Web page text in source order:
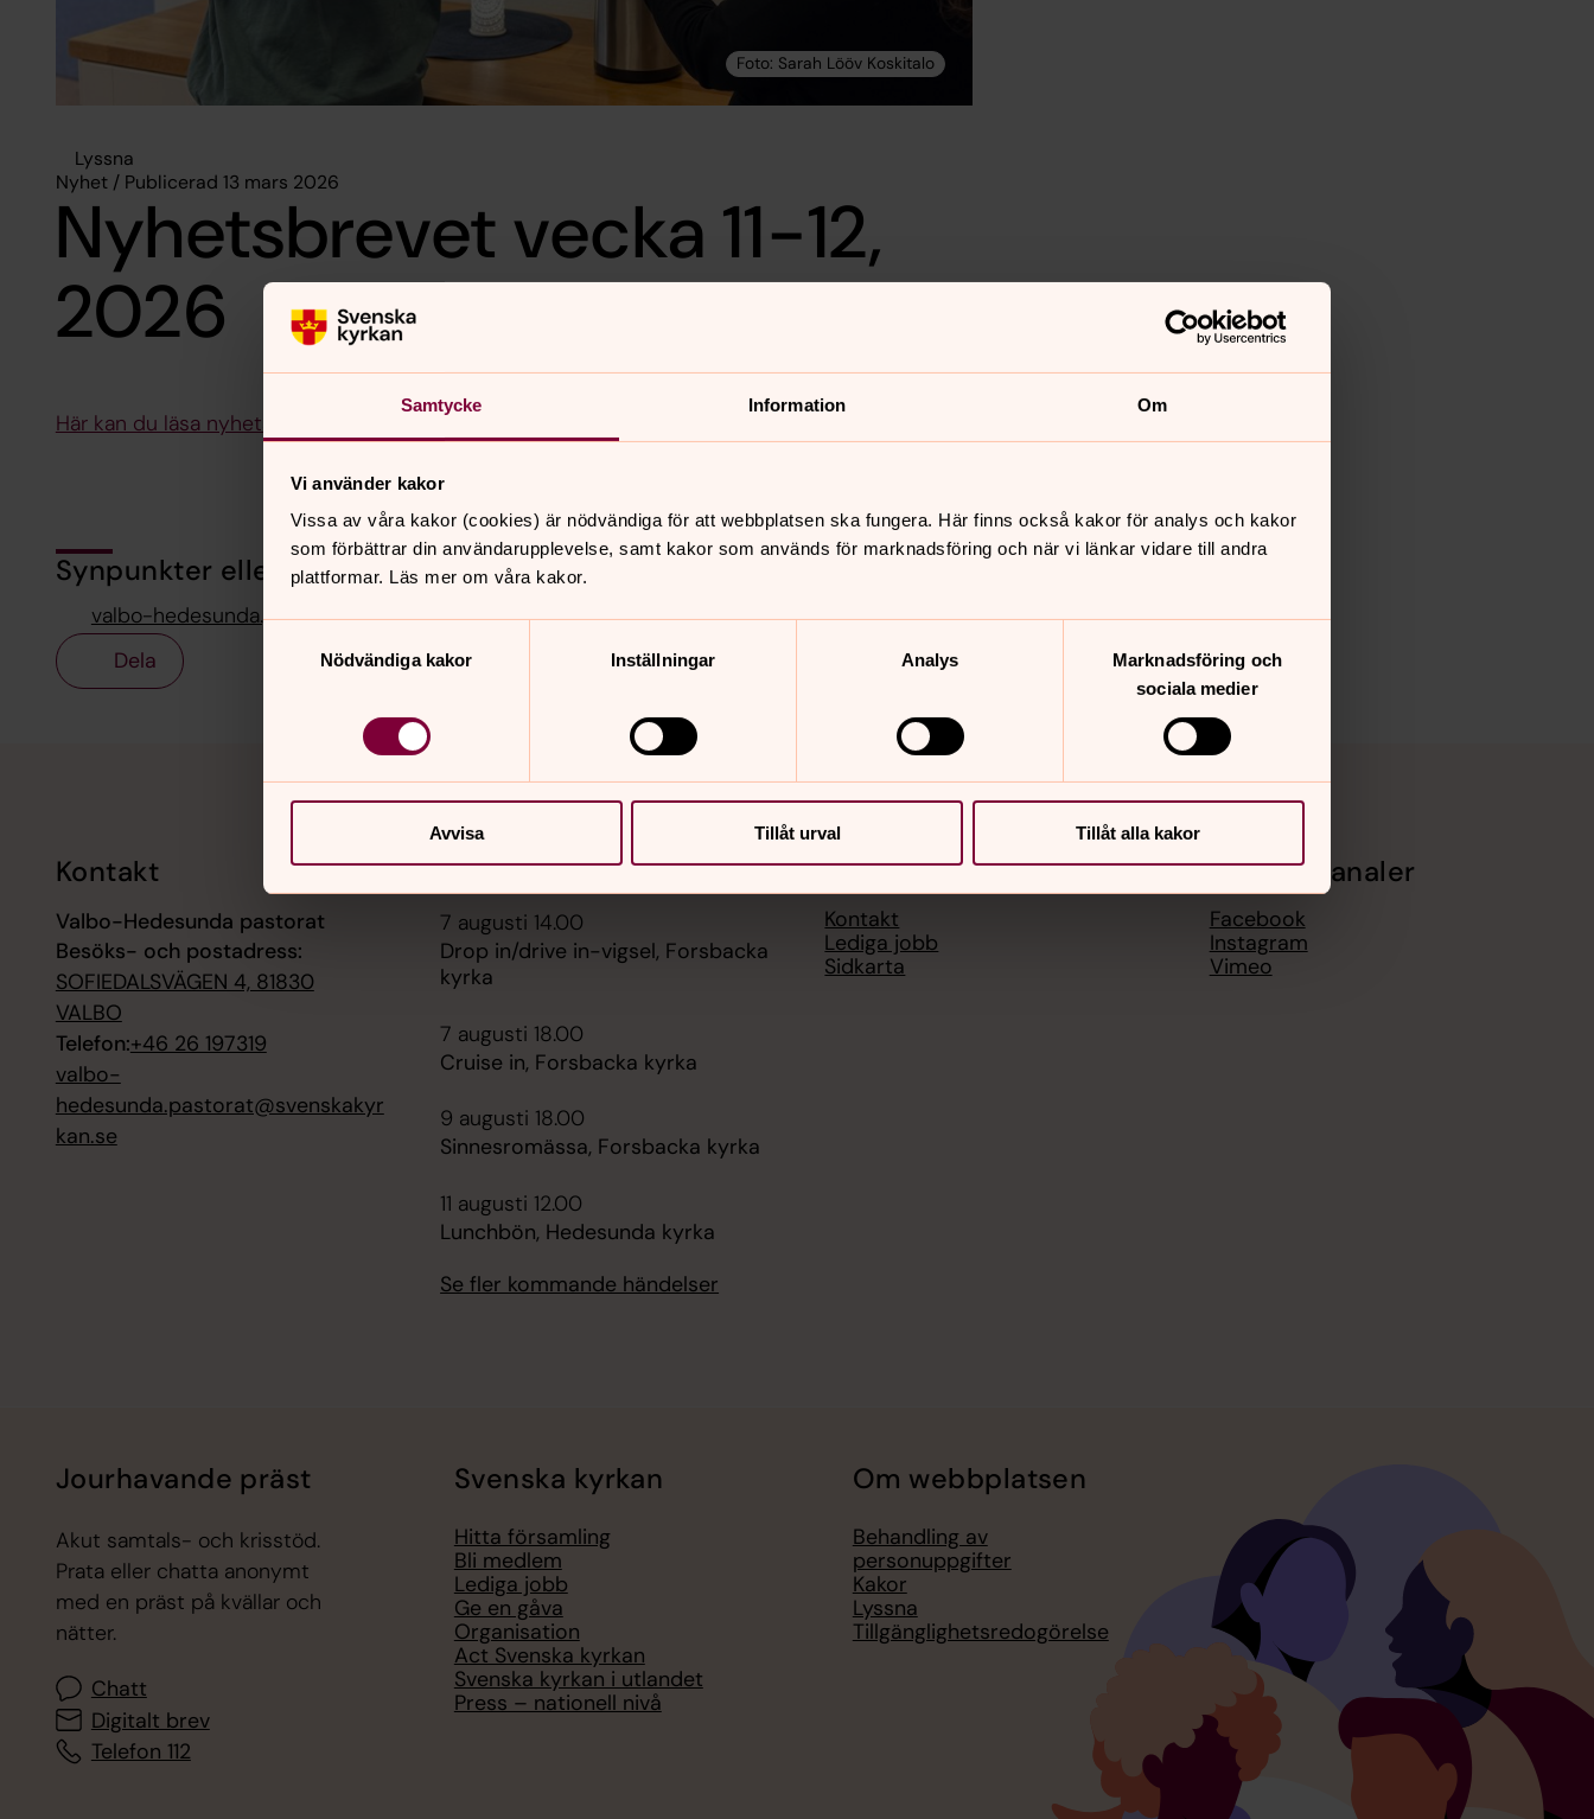
Samtycke Information Om
Vi använder kakor
Vissa av våra kakor (cookies) är nödvändiga för att webbplatsen ska fungera. Här finns också kakor för analys och kakor
som förbättrar din användarupplevelse, samt kakor som används för marknadsföring och när vi länkar vidare till andra
plattformar. Läs mer om våra kakor.
Nödvändiga kakor
Inställningar Analys
Marknadsföring och
sociala medier
Avvisa Tillåt urval Tillåt alla kakor
Lyssna
Nyhet / Publicerad 13 mars 2026
Nyhetsbrevet vecka 11-12,
2026
Här kan du läsa nyhetsbrevet för vecka 11-12
Synpunkter eller frågor på sidans innehåll?
valbo-hedesunda.pastorat@svenskakyrkan.se
Dela
Kontakt
Valbo-Hedesunda pastorat
Besöks- och postadress:
SOFIEDALSVÄGEN 4, 81830
VALBO
Telefon:+46 26 197319
valbo-
hedesunda.pastorat@svenskakyr
kan.se
Kalender
7 augusti 14.00
Drop in/drive in-vigsel, Forsbacka
kyrka
7 augusti 18.00
Cruise in, Forsbacka kyrka
9 augusti 18.00
Sinnesromässa, Forsbacka kyrka
11 augusti 12.00
Lunchbön, Hedesunda kyrka
Se fler kommande händelser
Hitta snabbt
Kontakt
Lediga jobb
Sidkarta
Sociala kanaler
Facebook
Instagram
Vimeo
Jourhavande präst
Akut samtals- och krisstöd.
Prata eller chatta anonymt
med en präst på kvällar och
nätter.
Chatt
Digitalt brev
Telefon 112
Svenska kyrkan
Hitta församling
Bli medlem
Lediga jobb
Ge en gåva
Organisation
Act Svenska kyrkan
Svenska kyrkan i utlandet
Press – nationell nivå
Om webbplatsen
Behandling av
personuppgifter
Kakor
Lyssna
Tillgänglighetsredogörelse